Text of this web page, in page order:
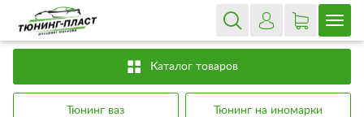
Каталог товаров
Тюнинг ваз Тюнинг на иномарки